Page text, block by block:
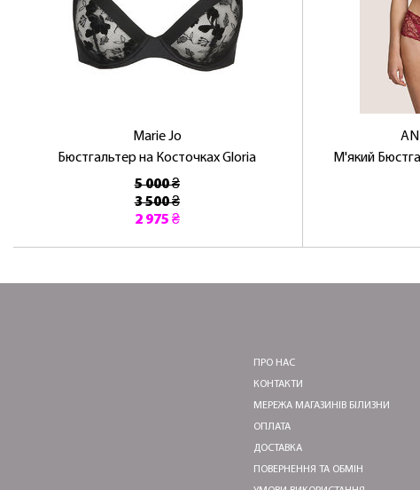
Marie Jo
Бюстгальтер на Косточках Gloria
5 000 ₴
3 500 ₴
2 975 ₴
М'який
ПРО НАС
КОНТАКТИ
МЕРЕЖА МАГАЗИНІВ БІЛИЗНИ
ОПЛАТА
ДОСТАВКА
ПОВЕРНЕННЯ ТА ОБМІН